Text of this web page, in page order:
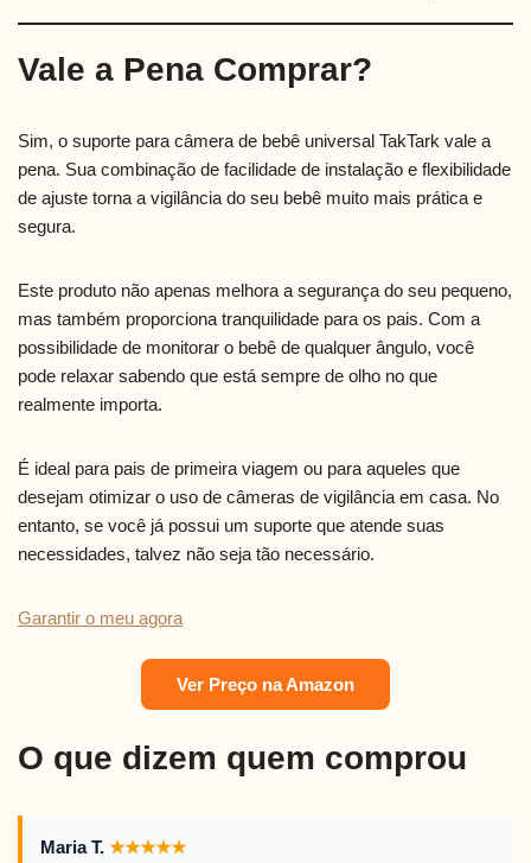
Vale a Pena Comprar?
Sim, o suporte para câmera de bebê universal TakTark vale a
pena. Sua combinação de facilidade de instalação e flexibilidade
de ajuste torna a vigilância do seu bebê muito mais prática e
segura.
Este produto não apenas melhora a segurança do seu pequeno,
mas também proporciona tranquilidade para os pais. Com a
possibilidade de monitorar o bebê de qualquer ângulo, você
pode relaxar sabendo que está sempre de olho no que
realmente importa.
É ideal para pais de primeira viagem ou para aqueles que
desejam otimizar o uso de câmeras de vigilância em casa. No
entanto, se você já possui um suporte que atende suas
necessidades, talvez não seja tão necessário.
Garantir o meu agora
Ver Preço na Amazon
O que dizem quem comprou
Maria T. ★★★★★